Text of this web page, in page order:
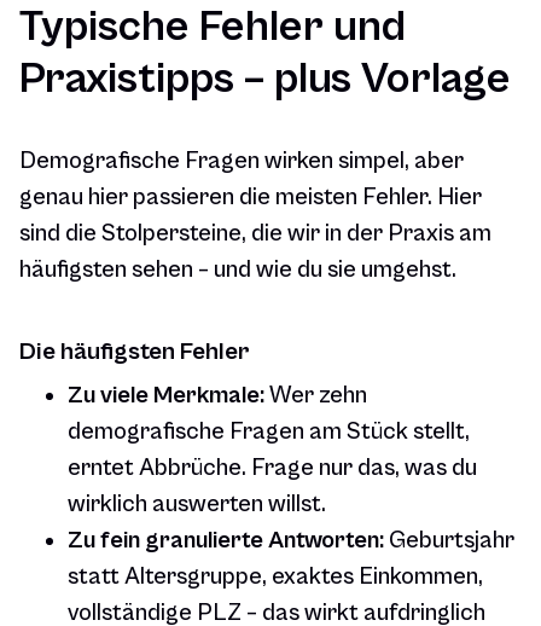
Typische Fehler und
Praxistipps – plus Vorlage
Demografische Fragen wirken simpel, aber
genau hier passieren die meisten Fehler. Hier
sind die Stolpersteine, die wir in der Praxis am
häufigsten sehen – und wie du sie umgehst.
Die häufigsten Fehler
Zu viele Merkmale:Wer zehn
demografische Fragen am Stück stellt,
erntet Abbrüche. Frage nur das, was du
wirklich auswerten willst.
Zu fein granulierte Antworten: Geburtsjahr
statt Altersgruppe, exaktes Einkommen,
vollständige PLZ – das wirkt aufdringlich